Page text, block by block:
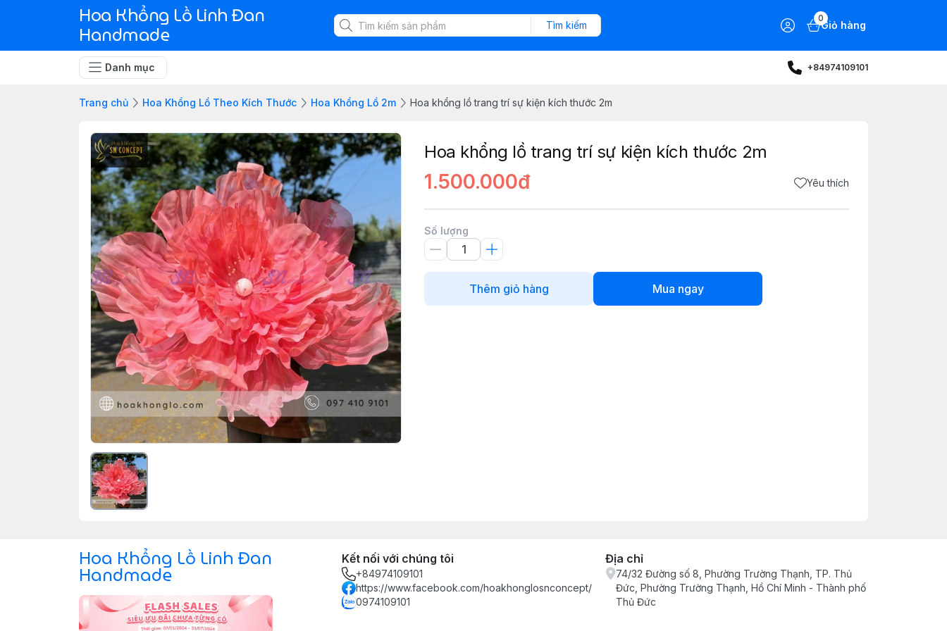
Hoa Khổng Lồ Linh Đan
Handmade Tìm kiếm
0
Giỏ hàng
Danh mục +84974109101
Trang chủ Hoa Khổng Lồ Theo Kích Thước Hoa Khổng Lồ 2m Hoa khổng lồ trang trí sự kiện kích thước 2m
Hoa khổng lồ trang trí sự kiện kích thước 2m
1.500.000đ Yêu thích
Số lượng
Thêm giỏ hàng Mua ngay
Hoa Khổng Lồ Linh Đan
Handmade
Kết nối với chúng tôi
+84974109101
https://www.facebook.com/hoakhonglosnconcept/
0974109101
Địa chỉ
74/32 Đường số 8, Phường Trường Thạnh, TP. Thủ
Đức, Phường Trường Thạnh, Hồ Chí Minh - Thành phố
Thủ Đức